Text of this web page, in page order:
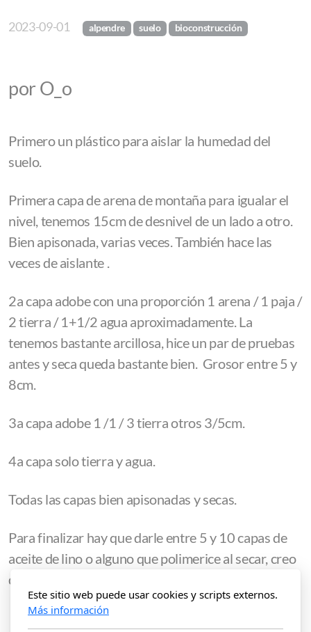
2023-09-01 alpendre suelo bioconstrucción
por O_o
Primero un plástico para aislar la humedad del
suelo.
Primera capa de arena de montaña para igualar el
nivel, tenemos 15cm de desnivel de un lado a otro.
Bien apisonada, varias veces. También hace las
veces de aislante .
2a capa adobe con una proporción 1 arena / 1 paja /
2 tierra / 1+1/2 agua aproximadamente. La
tenemos bastante arcillosa, hice un par de pruebas
antes y seca queda bastante bien. Grosor entre 5 y
8cm.
3a capa adobe 1 /1 / 3 tierra otros 3/5cm.
4a capa solo tierra y agua.
Todas las capas bien apisonadas y secas.
Para finalizar hay que darle entre 5 y 10 capas de
aceite de lino o alguno que polimerice al secar, creo
que nuez y alguno más vale.
Este sitio web puede usar cookies y scripts externos.
Más información